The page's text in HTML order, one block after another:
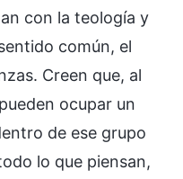
con la teología y
común, el
Creen que, al
ocupar un
de ese grupo
lo que piensan,